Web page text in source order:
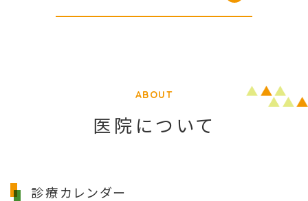
ABOUT
医院について
診療カレンダー